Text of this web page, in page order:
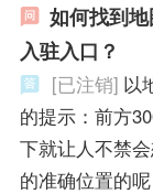
如何找到
入驻入口？
[已注销] 以
的提示：前方
下就让人不禁
的准确位置的